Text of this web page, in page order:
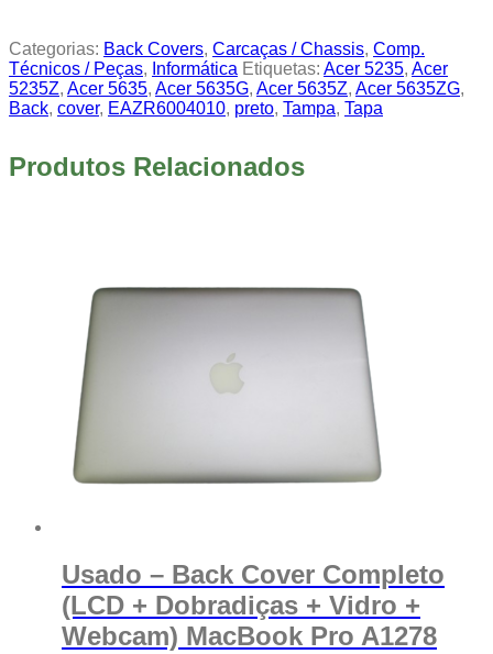
Categorias: Back Covers, Carcaças / Chassis, Comp.
Técnicos / Peças, Informática Etiquetas: Acer 5235, Acer
5235Z, Acer 5635, Acer 5635G, Acer 5635Z, Acer 5635ZG,
Back, cover, EAZR6004010, preto, Tampa, Tapa
Produtos Relacionados
Usado – Back Cover Completo
(LCD + Dobradiças + Vidro +
Webcam) MacBook Pro A1278